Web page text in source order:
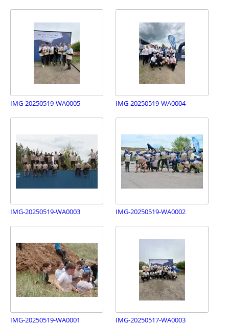
IMG-20250519-WA0005 IMG-20250519-WA0004
IMG-20250519-WA0003 IMG-20250519-WA0002
IMG-20250519-WA0001 IMG-20250517-WA0003